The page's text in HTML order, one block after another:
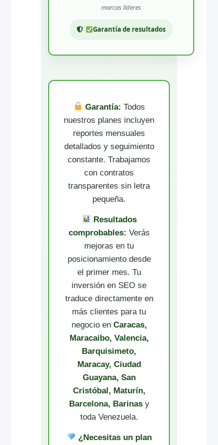
marcas líderes
Garantía de resultados
Garantía: Todos
nuestros planes incluyen
reportes mensuales
detallados y seguimiento
constante. Trabajamos
con contratos
transparentes sin letra
pequeña.
Resultados
comprobables: Verás
mejoras en tu
posicionamiento desde
el primer mes. Tu
inversión en SEO se
traduce directamente en
más clientes para tu
negocio en Caracas,
Maracaibo, Valencia,
Barquisimeto,
Maracay, Ciudad
Guayana, San
Cristóbal, Maturín,
Barcelona, Barinasy
toda Venezuela.
¿Necesitas un plan